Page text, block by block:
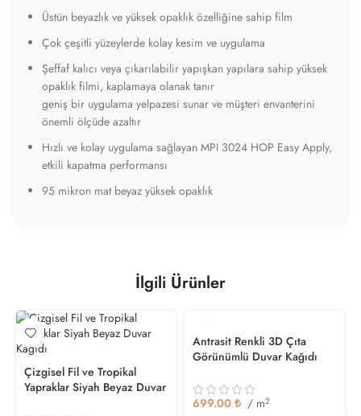
Üstün beyazlık ve yüksek opaklık özelliğine sahip film
Çok çeşitli yüzeylerde kolay kesim ve uygulama
Şeffaf kalıcı veya çıkarılabilir yapışkan yapılara sahip yüksek
opaklık filmi, kaplamaya olanak tanır
geniş bir uygulama yelpazesi sunar ve müşteri envanterini
önemli ölçüde azaltır
Hızlı ve kolay uygulama sağlayan MPI 3024 HOP Easy Apply,
etkili kapatma performansı
95 mikron mat beyaz yüksek opaklık
İlgili Ürünler
Çizgisel Fil ve Tropikal
Yapraklar Siyah Beyaz Duvar
Antrasit Renkli 3D Çıta
Görünümlü Duvar Kağıdı
699.00 ₺ / m2